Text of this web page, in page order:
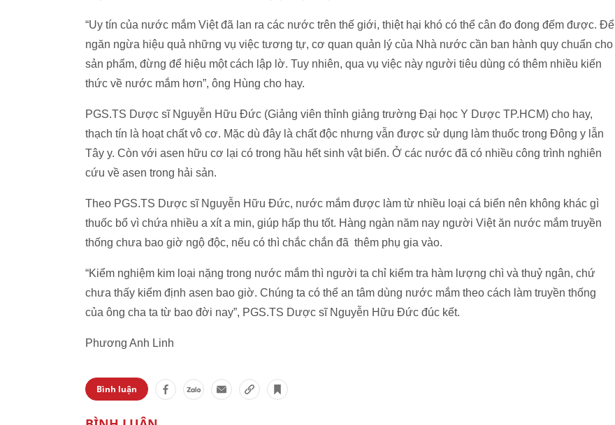
“Uy tín của nước mắm Việt đã lan ra các nước trên thế giới, thiệt hại khó có thể cân đo đong đếm được. Để
ngăn ngừa hiệu quả những vụ việc tương tự, cơ quan quản lý của Nhà nước cần ban hành quy chuẩn cho
sản phẩm, đừng để hiệu một cách lập lờ. Tuy nhiên, qua vụ việc này người tiêu dùng có thêm nhiều kiến
thức về nước mắm hơn”, ông Hùng cho hay.
PGS.TS Dược sĩ Nguyễn Hữu Đức (Giảng viên thỉnh giảng trường Đại học Y Dược TP.HCM) cho hay,
thạch tín là hoạt chất vô cơ. Mặc dù đây là chất độc nhưng vẫn được sử dụng làm thuốc trong Đông y lẫn
Tây y. Còn với asen hữu cơ lại có trong hầu hết sinh vật biển. Ở các nước đã có nhiều công trình nghiên
cứu về asen trong hải sản.
Theo PGS.TS Dược sĩ Nguyễn Hữu Đức, nước mắm được làm từ nhiều loại cá biển nên không khác gì
thuốc bổ vì chứa nhiều a xít a min, giúp hấp thu tốt. Hàng ngàn năm nay người Việt ăn nước mắm truyền
thống chưa bao giờ ngộ độc, nếu có thì chắc chắn đã thêm phụ gia vào.
“Kiểm nghiệm kim loại nặng trong nước mắm thì người ta chỉ kiểm tra hàm lượng chì và thuỷ ngân, chứ
chưa thấy kiểm định asen bao giờ. Chúng ta có thể an tâm dùng nước mắm theo cách làm truyền thống
của ông cha ta từ bao đời nay”, PGS.TS Dược sĩ Nguyễn Hữu Đức đúc kết.
Phương Anh Linh
Bình luận